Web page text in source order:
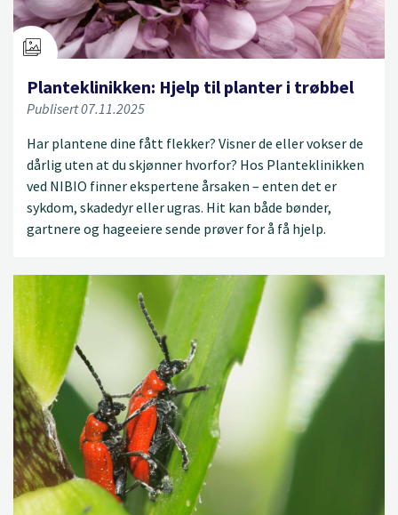
Planteklinikken: Hjelp til planter i trøbbel
Publisert 07.11.2025
Har plantene dine fått flekker? Visner de eller vokser de
dårlig uten at du skjønner hvorfor? Hos Planteklinikken
ved NIBIO finner ekspertene årsaken – enten det er
sykdom, skadedyr eller ugras. Hit kan både bønder,
gartnere og hageeiere sende prøver for å få hjelp.